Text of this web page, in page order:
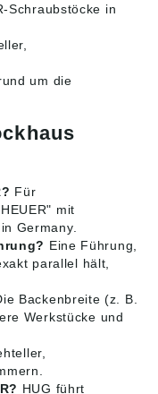
Schraubstöcke in
um die
Für
mit
Germany.
Eine Führung,
parallel hält,
Backenbreite (z. B.
Werkstücke und
HUG führt